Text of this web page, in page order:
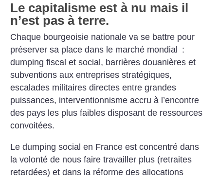
Le capitalisme est à nu mais il
n’est pas à terre.
Chaque bourgeoisie nationale va se battre pour
préserver sa place dans le marché mondial :
dumping fiscal et social, barrières douanières et
subventions aux entreprises stratégiques,
escalades militaires directes entre grandes
puissances, interventionnisme accru à l’encontre
des pays les plus faibles disposant de ressources
convoitées.
Le dumping social en France est concentré dans
la volonté de nous faire travailler plus (retraites
retardées) et dans la réforme des allocations